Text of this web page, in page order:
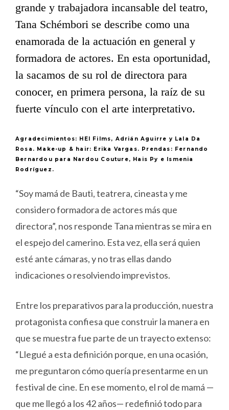
grande y trabajadora incansable del teatro,
Tana Schémbori se describe como una
enamorada de la actuación en general y
formadora de actores. En esta oportunidad,
la sacamos de su rol de directora para
conocer, en primera persona, la raíz de su
fuerte vínculo con el arte interpretativo.
Agradecimientos: HEI Films, Adrián Aguirre y Lala Da
Rosa. Make-up & hair: Erika Vargas. Prendas: Fernando
Bernardou para Nardou Couture, Hais Py e Ismenia
Rodríguez.
“Soy mamá de Bauti, teatrera, cineasta y me
considero formadora de actores más que
directora”, nos responde Tana mientras se mira en
el espejo del camerino. Esta vez, ella será quien
esté ante cámaras, y no tras ellas dando
indicaciones o resolviendo imprevistos.
Entre los preparativos para la producción, nuestra
protagonista confiesa que construir la manera en
que se muestra fue parte de un trayecto extenso:
“Llegué a esta definición porque, en una ocasión,
me preguntaron cómo quería presentarme en un
festival de cine. En ese momento, el rol de mamá —
que me llegó a los 42 años— redefinió todo para